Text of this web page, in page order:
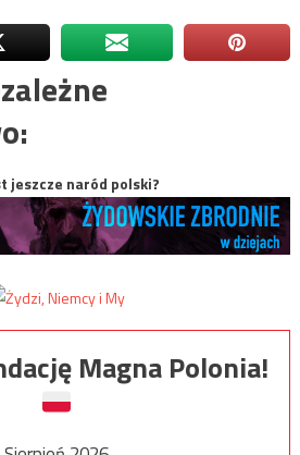
jeszcze naród polski?
Magna Polonia!